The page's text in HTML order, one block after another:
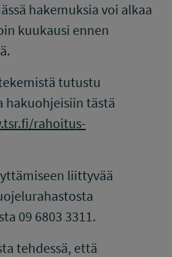
hakemuksia voi alkaa
kuukausi ennen
tutustu
tästä
rahoitus-
liittyvää
09 6803 3311.
tehdessä, että